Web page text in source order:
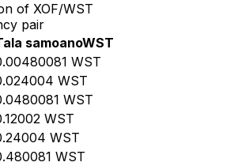
of XOF/WST
pair
samoanoWST
WST
WST
WST
WST
WST
WST